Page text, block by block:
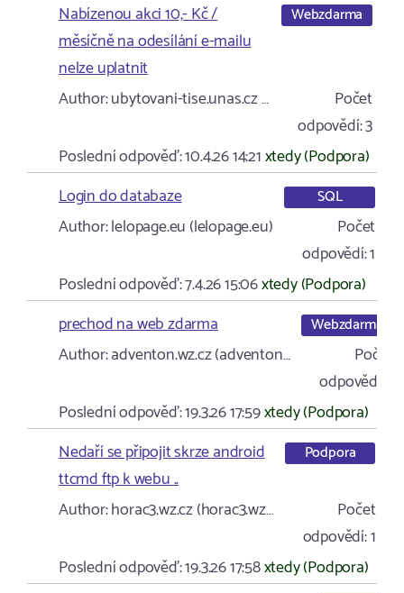
Nabízenou akci 10,- Kč /
měsíčně na odesílání e-mailu
nelze uplatnit
Webzdarma
Author:ubytovani-tise.unas.cz …
Počet
odpovědí:3
Poslední odpověď:10.4.26 14:21xtedy (Podpora)
Login do databaze
SQL
Author:lelopage.eu (lelopage.eu)
Počet
odpovědí:1
Poslední odpověď:7.4.26 15:06xtedy (Podpora)
prechod na web zdarma
Webzdarma
Author:adventon.wz.cz (adventon…
Počet
odpovědí:
Poslední odpověď:19.3.26 17:59xtedy (Podpora)
Nedaří se připojit skrze android
ttcmd ftp k webu ..
Podpora
Author:horac3.wz.cz (horac3.wz…
Počet
odpovědí:1
Poslední odpověď:19.3.26 17:58xtedy (Podpora)